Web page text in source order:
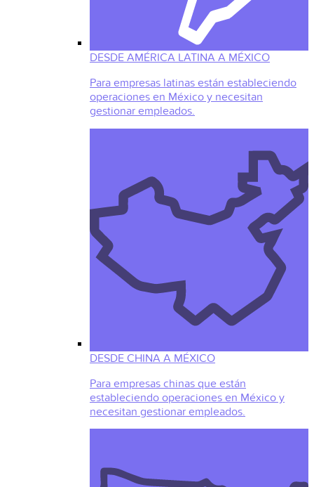
DESDE AMÉRICA LATINA A MÉXICO
Para empresas latinas están estableciendo
operaciones en México y necesitan
gestionar empleados.
DESDE CHINA A MÉXICO
Para empresas chinas que están
estableciendo operaciones en México y
necesitan gestionar empleados.